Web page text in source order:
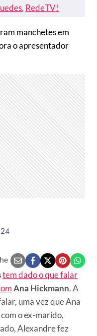
, RedeTV!
manchetes em
o apresentador
tem dado o que falar
Ana Hickmann. A
uma vez que Ana
o ex-marido,
Alexandre fez